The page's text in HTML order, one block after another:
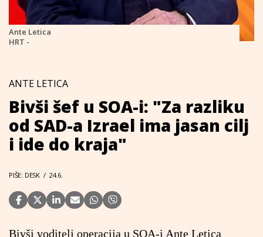
Ante Letica
HRT -
ANTE LETICA
Bivši šef u SOA-i: "Za razliku
od SAD-a Izrael ima jasan cilj
i ide do kraja"
PIŠE: DESK / 24.6.
Bivši voditelj operacija u SOA-i Ante Letica